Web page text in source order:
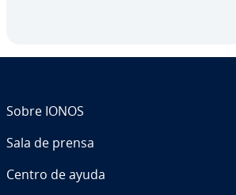
Sobre IONOS
Sala de prensa
Centro de ayuda